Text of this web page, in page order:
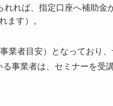
れば、指定口座へ補助金
ます）。
業者目安）となっており
事業者は、セミナーを受